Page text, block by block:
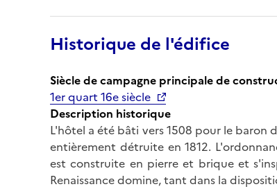
Historique de l'édifice
Siècle de campagne principale de
1er quart 16e siècle
Description historique
L'hôtel a été bâti vers 1508 pour le baron
entièrement détruite en 1812.
est construite en pierre et brique et
Renaissance domine, tant dans la